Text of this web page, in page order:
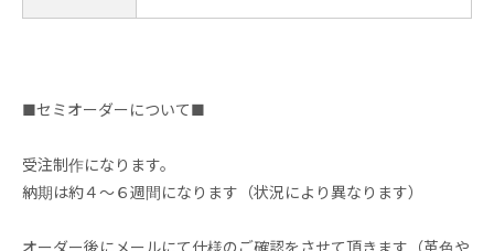
■セミオーダーについて■
受注制作になります。
納期は約４～６週間になります（状況により異なります）
オーダー後にメールにて仕様のご確認をさせて頂きます（革色や